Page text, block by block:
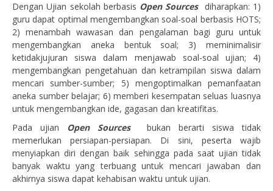
Dengan Ujian sekolah berbasis Open Sourcesdiharapkan: 1)
guru dapat optimal mengembangkan soal-soal berbasis HOTS;
2) menambah wawasan dan pengalaman bagi guru untuk
mengembangkan aneka bentuk soal; 3) meminimalisir
ketidakjujuran siswa dalam menjawab soal-soal ujian; 4)
mengembangkan pengetahuan dan ketrampilan siswa dalam
mencari sumber-sumber; 5) mengoptimalkan pemanfaatan
aneka sumber belajar; 6) memberi kesempatan seluas luasnya
untuk mengembangkan ide, gagasan dan kreatifitas.
Pada ujian Open Sourcesbukan berarti siswa tidak
memerlukan persiapan-persiapan. Di sini, peserta wajib
menyiapkan diri dengan baik sehingga pada saat ujian tidak
banyak waktu yang terbuang untuk mencari jawaban dan
akhirnya siswa dapat kehabisan waktu untuk ujian.